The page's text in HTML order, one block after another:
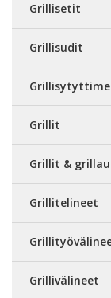
Grillisetit
Grillisudit
Grillit
Grillit &
Grillitelineet
Grillivälineet